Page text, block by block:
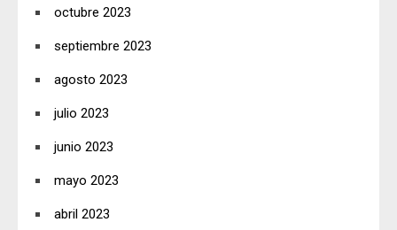
octubre 2023
septiembre 2023
agosto 2023
julio 2023
junio 2023
mayo 2023
abril 2023